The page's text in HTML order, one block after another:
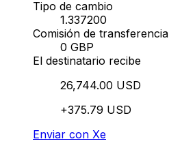
Tipo de cambio
1.337200
Comisión de transferencia
0 GBP
El destinatario recibe
26,744.00 USD
+375.79 USD
Enviar con Xe